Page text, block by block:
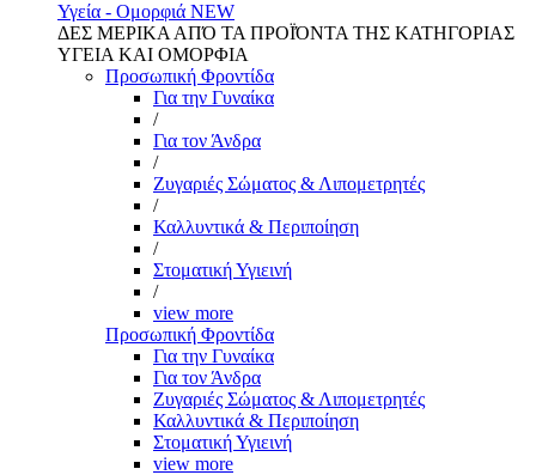
Υγεία - Ομορφιά NEW
ΔΕΣ ΜΕΡΙΚΑ ΑΠΌ ΤΑ ΠΡΟΪΌΝΤΑ ΤΗΣ ΚΑΤΗΓΟΡΙΑΣ
ΥΓΕΙΑ ΚΑΙ ΟΜΟΡΦΙΑ
Προσωπική Φροντίδα
Για την Γυναίκα
/
Για τον Άνδρα
/
Ζυγαριές Σώματος & Λιπομετρητές
/
Καλλυντικά & Περιποίηση
/
Στοματική Υγιεινή
/
view more
Προσωπική Φροντίδα
Για την Γυναίκα
Για τον Άνδρα
Ζυγαριές Σώματος & Λιπομετρητές
Καλλυντικά & Περιποίηση
Στοματική Υγιεινή
view more